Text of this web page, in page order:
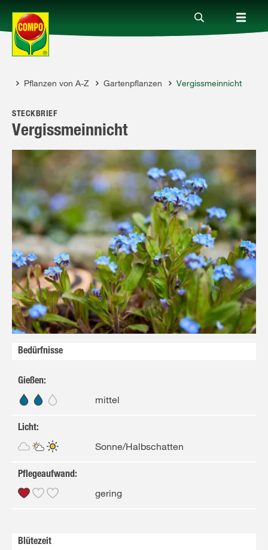
Produkte
Ratgeber
Themenwelten
Service
Unternehmen
Pflanzen von A-Z Gartenpflanzen Vergissmeinnicht
STECKBRIEF
Vergissmeinnicht
Bedürfnisse
Gießen:
mittel
Licht:
Sonne/Halbschatten
Pflegeaufwand:
gering
Blütezeit